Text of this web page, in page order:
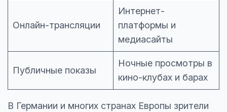
Онлайн-трансляции
Интернет-
платформы и
медиасайты
Публичные показы
Ночные просмотры в
кино-клубах и барах
В Германии и многих странах Европы зрители